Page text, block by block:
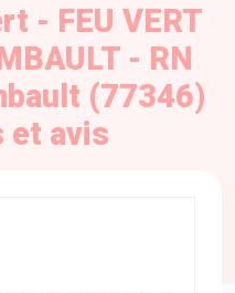
- FEU VERT
- RN
(77346)
et avis